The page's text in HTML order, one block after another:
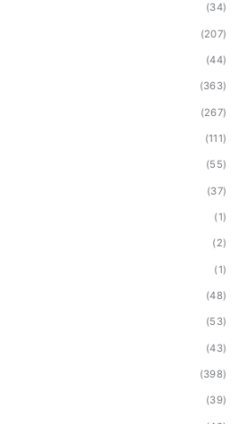
(34)
(207)
(44)
(363)
(267)
(111)
(55)
(37)
(1)
(2)
(1)
(48)
(53)
(43)
(398)
(39)